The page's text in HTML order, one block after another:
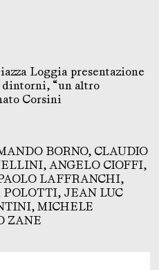
Loggia presentazione
dintorni, “un altro
Corsini
BORNO, CLAUDIO
ANGELO CIOFFI,
LAFFRANCHI,
JEAN LUC
MICHELE
ZANE